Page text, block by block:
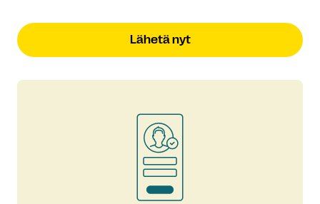
Lähetä nyt